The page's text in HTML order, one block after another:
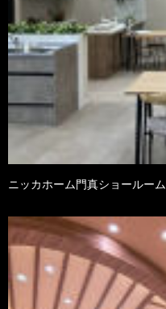
ニッカホーム門真ショールーム